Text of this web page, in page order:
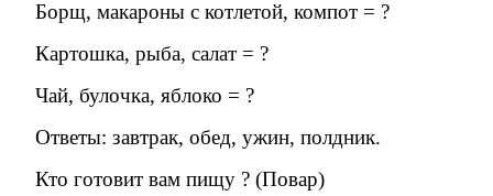
Борщ, макароны с котлетой, компот = ?
Картошка, рыба, салат = ?
Чай, булочка, яблоко = ?
Ответы: завтрак, обед, ужин, полдник.
Кто готовит вам пищу ? (Повар)